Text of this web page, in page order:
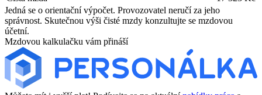
Jedná se o orientační výpočet. Provozovatel neručí za jeho
správnost. Skutečnou výši čisté mzdy konzultujte se mzdovou
účetní.
Mzdovou kalkulačku vám přináší